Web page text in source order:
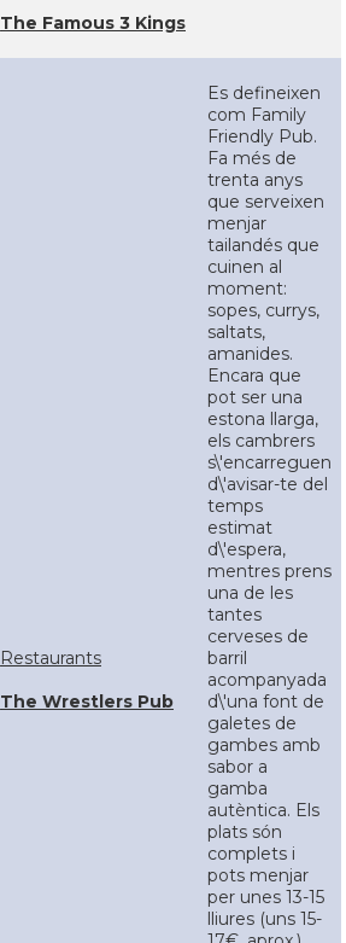
The Famous 3 Kings
Restaurants
The Wrestlers Pub
Es defineixen
com Family
Friendly Pub.
Fa més de
trenta anys
que serveixen
menjar
tailandés que
cuinen al
moment:
sopes, currys,
saltats,
amanides.
Encara que
pot ser una
estona llarga,
els cambrers
s\'encarreguen
d\'avisar-te del
temps
estimat
d\'espera,
mentres prens
una de les
tantes
cerveses de
barril
acompanyada
d\'una font de
galetes de
gambes amb
sabor a
gamba
autèntica. Els
plats són
complets i
pots menjar
per unes 13-15
lliures (uns 15-